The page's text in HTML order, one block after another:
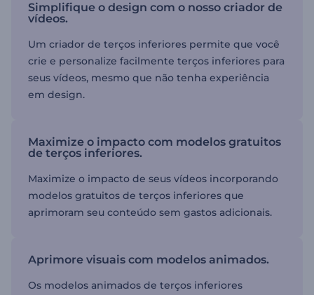
Simplifique o design com o nosso criador de
vídeos.
Um criador de terços inferiores permite que você
crie e personalize facilmente terços inferiores para
seus vídeos, mesmo que não tenha experiência
em design.
Maximize o impacto com modelos gratuitos
de terços inferiores.
Maximize o impacto de seus vídeos incorporando
modelos gratuitos de terços inferiores que
aprimoram seu conteúdo sem gastos adicionais.
Aprimore visuais com modelos animados.
Os modelos animados de terços inferiores